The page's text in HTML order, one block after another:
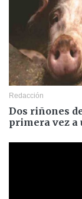
Redacción
Dos riñones
primera vez a